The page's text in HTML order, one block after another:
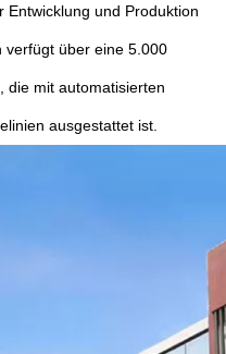
Entwicklung und Produktion
verfügt über eine 5.000
die mit automatisierten
ausgestattet ist.